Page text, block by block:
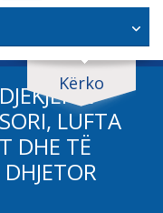
Kërko
E
LUFTA
DHE TË